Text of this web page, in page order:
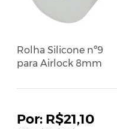
Rolha Silicone nº9
para Airlock 8mm
R$21,10